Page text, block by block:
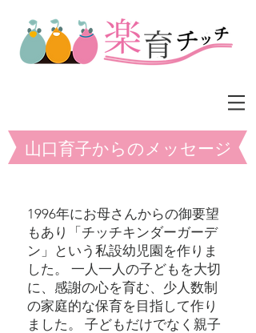
山口育子からのメッセージ
1996年にお母さんからの御要望
もあり「チッチキンダーガーデ
ン」という私設幼児園を作りま
した。 一人一人の子どもを大切
に、感謝の心を育む、少人数制
の家庭的な保育を目指して作り
ました。 子どもだけでなく親子